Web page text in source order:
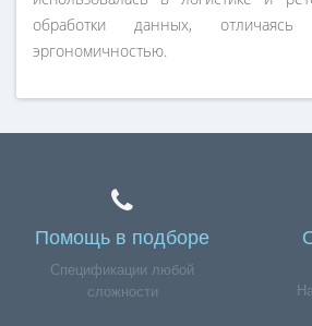
обработки данных,
эргономичностью.
Помощь в подборе
Спецификации любой
сложности